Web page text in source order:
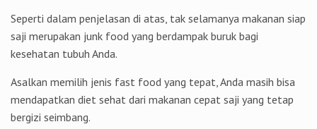
Seperti dalam penjelasan di atas, tak selamanya makanan siap
saji merupakan junk food yang berdampak buruk bagi
kesehatan tubuh Anda.
Asalkan memilih jenis fast food yang tepat, Anda masih bisa
mendapatkan diet sehat dari makanan cepat saji yang tetap
bergizi seimbang.